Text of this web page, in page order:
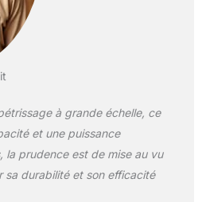
crochet pétrisseur en
aluminium, fouet en
ajouter les
et stabilité : le
dispositif de sécurité
aide à prévenir les
à grande échelle, ce
et une puissance
la prudence est de mise au vu
sa durabilité et son efficacité